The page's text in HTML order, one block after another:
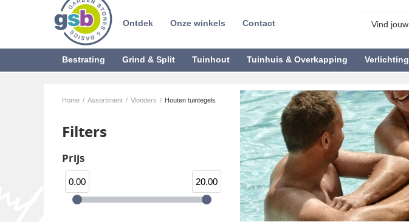
Ontdek Onze winkels Contact
Bestrating Grind & Split Tuinhout Tuinhuis & Overkapping Verlichting
Home / Assortiment / Vlonders / Houten tuintegels
Filters
Prijs
0.00 20.00